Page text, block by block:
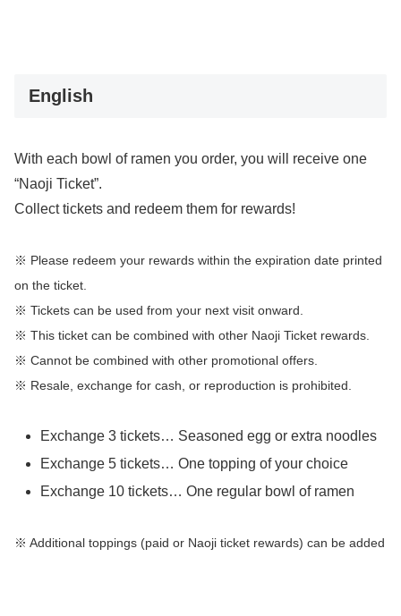
English
With each bowl of ramen you order, you will receive one
“Naoji Ticket”.
Collect tickets and redeem them for rewards!
※ Please redeem your rewards within the expiration date printed
on the ticket.
※ Tickets can be used from your next visit onward.
※ This ticket can be combined with other Naoji Ticket rewards.
※ Cannot be combined with other promotional offers.
※ Resale, exchange for cash, or reproduction is prohibited.
Exchange 3 tickets… Seasoned egg or extra noodles
Exchange 5 tickets… One topping of your choice
Exchange 10 tickets… One regular bowl of ramen
※ Additional toppings (paid or Naoji ticket rewards) can be added